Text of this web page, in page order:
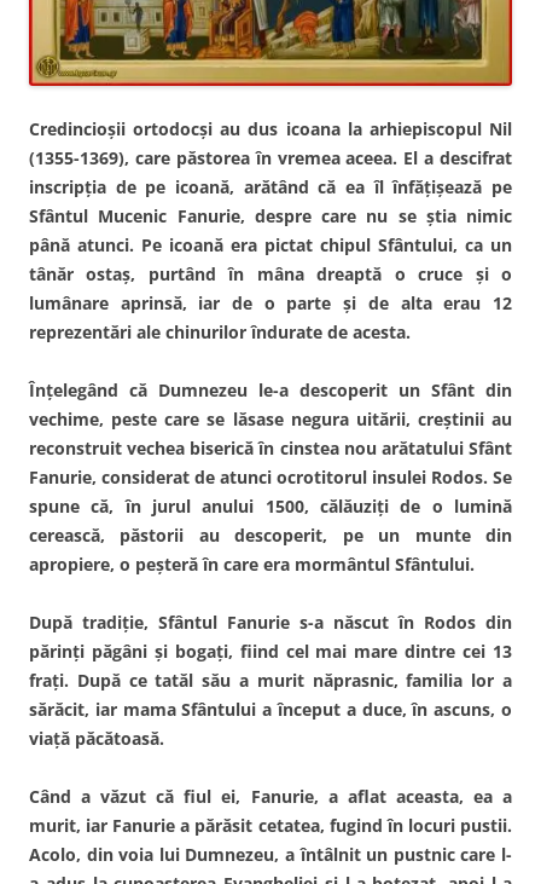
Credincioşii ortodocşi au dus icoana la arhiepiscopul Nil
(1355-1369), care păstorea în vremea aceea. El a descifrat
inscripţia de pe icoană, arătând că ea îl înfăţişează pe
Sfântul Mucenic Fanurie, despre care nu se ştia nimic
până atunci. Pe icoană era pictat chipul Sfântului, ca un
tânăr ostaş, purtând în mâna dreaptă o cruce şi o
lumânare aprinsă, iar de o parte şi de alta erau 12
reprezentări ale chinurilor îndurate de acesta.
Înţelegând că Dumnezeu le-a descoperit un Sfânt din
vechime, peste care se lăsase negura uitării, creştinii au
reconstruit vechea biserică în cinstea nou arătatului Sfânt
Fanurie, considerat de atunci ocrotitorul insulei Rodos. Se
spune că, în jurul anului 1500, călăuziţi de o lumină
cerească, păstorii au descoperit, pe un munte din
apropiere, o peşteră în care era mormântul Sfântului.
După tradiţie, Sfântul Fanurie s-a născut în Rodos din
părinţi păgâni şi bogaţi, fiind cel mai mare dintre cei 13
fraţi. După ce tatăl său a murit năprasnic, familia lor a
sărăcit, iar mama Sfântului a început a duce, în ascuns, o
viaţă păcătoasă.
Când a văzut că fiul ei, Fanurie, a aflat aceasta, ea a
murit, iar Fanurie a părăsit cetatea, fugind în locuri pustii.
Acolo, din voia lui Dumnezeu, a întâlnit un pustnic care l-